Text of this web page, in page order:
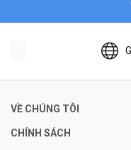
VỀ CHÚNG TÔI
CHÍNH SÁCH